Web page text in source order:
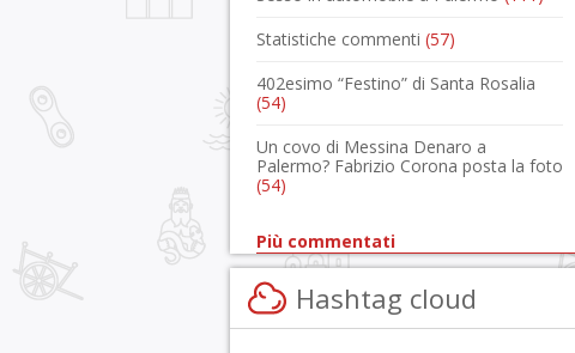
Statistiche commenti (57)
402esimo “Festino” di Santa Rosalia
(54)
Un covo di Messina Denaro a
Palermo? Fabrizio Corona posta la foto
(54)
Più commentati
Hashtag cloud